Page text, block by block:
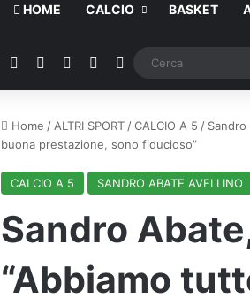
HOME CALCIO BASKET
Facebook You TubeInstagram
WhatsApp
Home / ALTRI SPORT /CALCIO A 5 /
buona prestazione, sono fiducioso”
CALCIO A 5 SANDRO ABATE AVELLINO
Sandro
“Abbiamo